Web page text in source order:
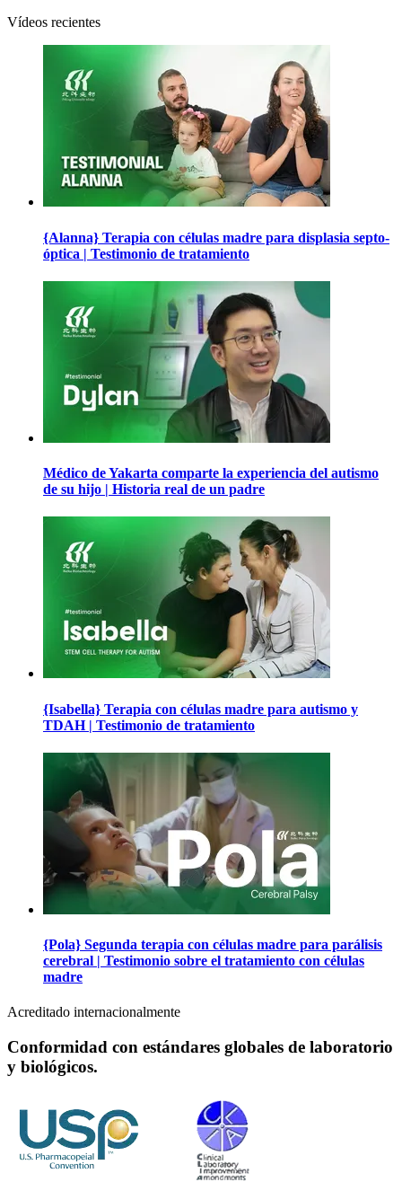
Vídeos recientes
{Alanna} Terapia con células madre para displasia septo-
óptica | Testimonio de tratamiento
Médico de Yakarta comparte la experiencia del autismo
de su hijo | Historia real de un padre
{Isabella} Terapia con células madre para autismo y
TDAH | Testimonio de tratamiento
{Pola} Segunda terapia con células madre para parálisis
cerebral | Testimonio sobre el tratamiento con células
madre
Acreditado internacionalmente
Conformidad con estándares globales de laboratorio
y biológicos.